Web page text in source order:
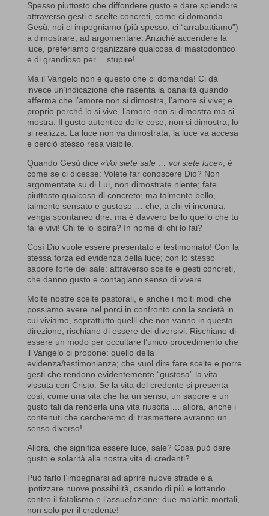
Spesso piuttosto che diffondere gusto e dare splendore
attraverso gesti e scelte concreti, come ci domanda
Gesù, noi ci impegniamo (più spesso, ci “arrabattiamo”)
a dimostrare, ad argomentare. Anziché accendere la
luce, preferiamo organizzare qualcosa di mastodontico
e di grandioso per …stupire!
Ma il Vangelo non è questo che ci domanda! Ci dà
invece un’indicazione che rasenta la banalità quando
afferma che l’amore non si dimostra, l’amore si vive; e
proprio perché lo si vive, l’amore non si dimostra ma si
mostra. Il gusto autentico delle cose, non si dimostra, lo
si realizza. La luce non va dimostrata, la luce va accesa
e perciò stesso resa visibile.
Quando Gesù dice «Voi siete sale … voi siete luce», è
come se ci dicesse: Volete far conoscere Dio? Non
argomentate su di Lui, non dimostrate niente; fate
piuttosto qualcosa di concreto; ma talmente bello,
talmente sensato e gustoso … che, a chi vi incontra,
venga spontaneo dire: ma è davvero bello quello che tu
fai e vivi! Chi te lo ispira? In nome di chi lo fai?
Così Dio vuole essere presentato e testimoniato! Con la
stessa forza ed evidenza della luce; con lo stesso
sapore forte del sale: attraverso scelte e gesti concreti,
che danno gusto e contagiano senso di vivere.
Molte nostre scelte pastorali, e anche i molti modi che
possiamo avere nel porci in confronto con la società in
cui viviamo, soprattutto quelli che non vanno in questa
direzione, rischiano di essere dei diversivi. Rischiano di
essere un modo per occultare l’unico procedimento che
il Vangelo ci propone: quello della
evidenza/testimonianza; che vuol dire fare scelte e porre
gesti che rendono evidentemente “gustosa” la vita
vissuta con Cristo. Se la vita del credente si presenta
così, come una vita che ha un senso, un sapore e un
gusto tali da renderla una vita riuscita … allora, anche i
contenuti che cercheremo di trasmettere avranno un
senso diverso!
Allora, che significa essere luce, sale? Cosa può dare
gusto e solarità alla nostra vita di credenti?
Può farlo l’impegnarsi ad aprire nuove strade e a
ipotizzare nuove possibilità, osando di più e lottando
contro il fatalismo e l’assuefazione: due malattie mortali,
non solo per il credente!